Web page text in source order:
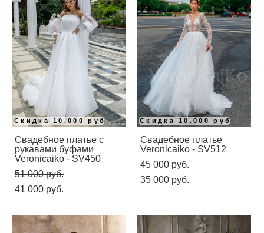
Скидка 10.000 руб
Свадебное платье с
рукавами буфами
Veronicaiko - SV450
51 000 pуб.
41 000 pуб.
Скидка 10.000 руб
Свадебное платье
Veronicaiko - SV512
45 000 pуб.
35 000 pуб.